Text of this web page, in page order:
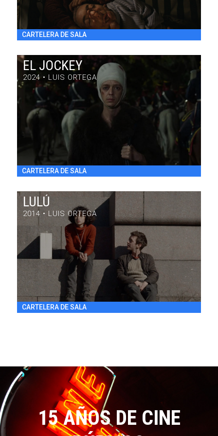
CARTELERA DE SALA
EL JOCKEY
2024 • LUIS ORTEGA
CARTELERA DE SALA
EL JOCKEY
DRAMA / 97' / ARGENTINA / 2024
VIE 31/7 22:30 h
LULÚ
2014 • LUIS ORTEGA
CARTELERA DE SALA
LULÚ
DRAMA / 84' / ARGENTINA / 2014
VIE 31/7 20:30h
15 AÑOS DE CINE